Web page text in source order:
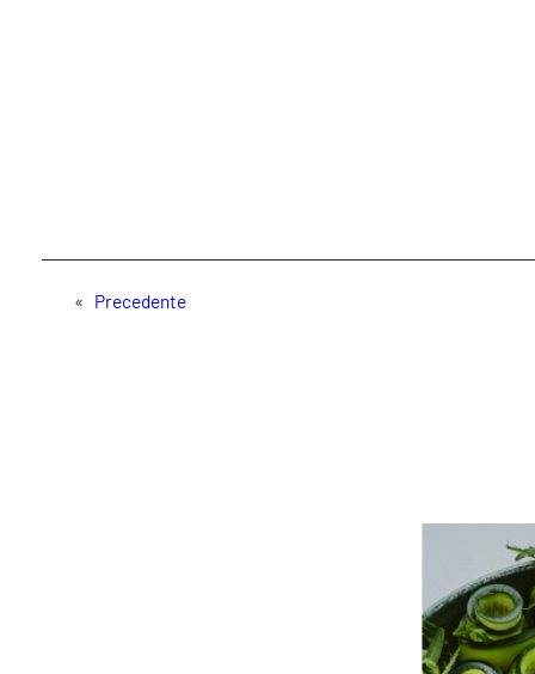
« Precedente